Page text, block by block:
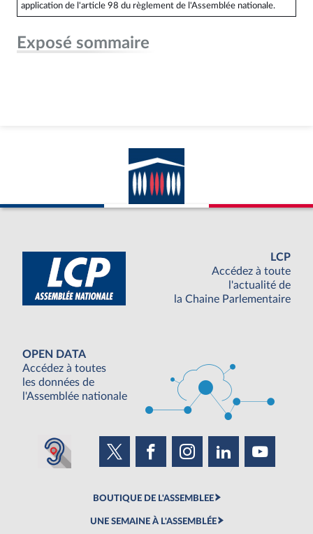
application de l'article 98 du règlement de l'Assemblée nationale.
Exposé sommaire
LCP
Accédez à toute
l'actualité de
la Chaine Parlementaire
OPEN DATA
Accédez à toutes
les données de
l'Assemblée nationale
BOUTIQUE DE L'ASSEMBLEE
UNE SEMAINE À L'ASSEMBLÉE